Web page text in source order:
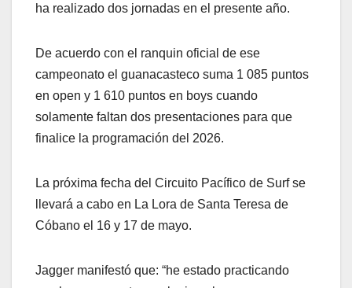
ha realizado dos jornadas en el presente año.
De acuerdo con el ranquin oficial de ese
campeonato el guanacasteco suma 1 085 puntos
en open y 1 610 puntos en boys cuando
solamente faltan dos presentaciones para que
finalice la programación del 2026.
La próxima fecha del Circuito Pacífico de Surf se
llevará a cabo en La Lora de Santa Teresa de
Cóbano el 16 y 17 de mayo.
Jagger manifestó que: “he estado practicando